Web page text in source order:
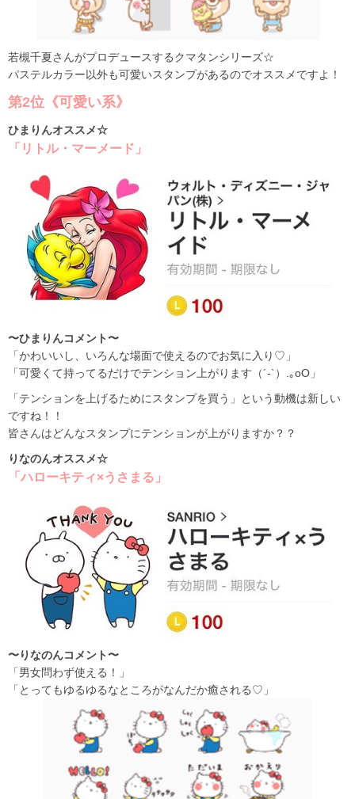
若槻千夏さんがプロデュースするクマタンシリーズ☆
パステルカラー以外も可愛いスタンプがあるのでオススメですよ！
第2位《可愛い系》
ひまりんオススメ☆
「リトル・マーメード」
〜ひまりんコメント〜
「かわいいし、いろんな場面で使えるのでお気に入り♡」
「可愛くて持ってるだけでテンション上がります（´-`）.｡oO」
「テンションを上げるためにスタンプを買う」という動機は新しい
ですね！！
皆さんはどんなスタンプにテンションが上がりますか？？
りなのんオススメ☆
「ハローキティ×うさまる」
〜りなのんコメント〜
「男女問わず使える！」
「とってもゆるゆるなところがなんだか癒される♡」